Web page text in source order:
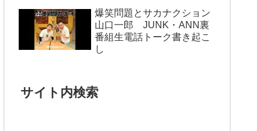
爆笑問題とサカナクション
山口一郎 JUNK・ANN裏
番組生電話トーク書き起こ
し
サイト内検索